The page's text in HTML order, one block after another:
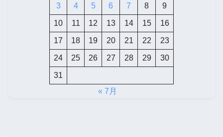
3 4 5 6 7 8 9
10 11 12 13 14 15 16
17 18 19 20 21 22 23
24 25 26 27 28 29 30
31
« 7月